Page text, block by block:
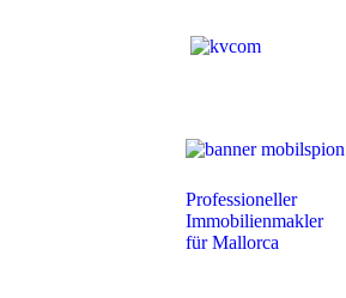
Professioneller
Immobilienmakler
für Mallorca